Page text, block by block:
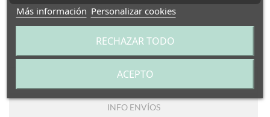
DETALLES DEL PRODUCTO
INFO ENVÍOS
Más información Personalizar cookies
RECHAZAR TODO
ACEPTO